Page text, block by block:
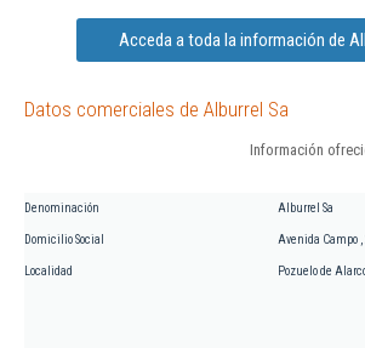
Acceda a toda la información de
Datos comerciales de Alburrel Sa
Información
Denominación Alburrel Sa
Domicilio Social Avenida Campo ,
Localidad Pozuelo de